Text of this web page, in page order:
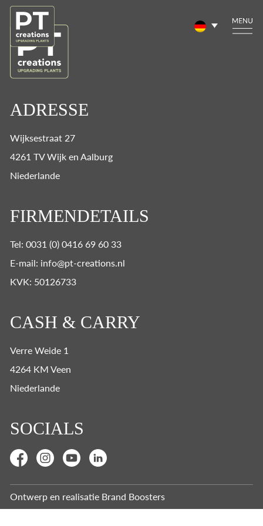
ADRESSE
Wijksestraat 27
4261 TV Wijk en Aalburg
Niederlande
FIRMENDETAILS
Tel: 0031 (0) 0416 69 60 33
E-mail: info@pt-creations.nl
KVK: 50126733
CASH & CARRY
Verre Weide 1
4264 KM Veen
Niederlande
SOCIALS
Ontwerp en realisatie Brand Boosters